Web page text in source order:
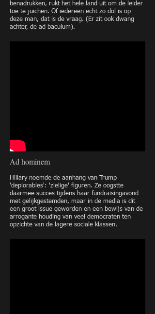
benadrukken, rukt het hele land uit om de leider
toe te juichen. Of iedereen echt zo dol is op
deze man, dat is de vraag. (Er zit ook dwang
achter, de ad baculum).
Ad hominem
Hillary noemde de aanhang van Trump
'deplorables': 'zielige' figuren. Ze oogstte
daarmee succes tijdens haar fundraisingavond
met gelijkgestemden, maar in de media is dit
een groot issue geworden en een bewijs van de
arrogante houding van veel democraten ten
opzichte van de lagere sociale klassen.